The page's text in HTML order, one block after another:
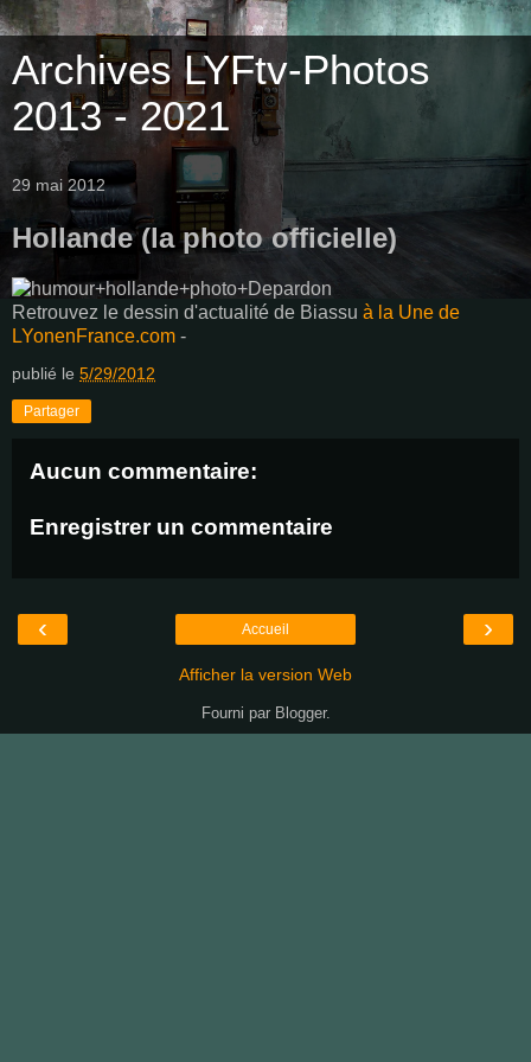
Archives LYFtv-Photos
2013 - 2021
29 mai 2012
Hollande (la photo officielle)
Retrouvez le dessin d'actualité de Biassu à la Une de
LYonenFrance.com -
publié le 5/29/2012
Partager
Aucun commentaire:
Enregistrer un commentaire
‹ ›
Accueil
Afficher la version Web
Fourni par Blogger.